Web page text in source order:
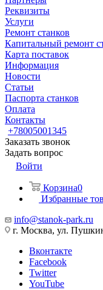
Реквизиты
Услуги
Ремонт станков
Капитальный ремонт
Карта поставок
Информация
Новости
Статьи
Паспорта станков
Оплата
Контакты
+78005001345
Заказать звонок
Задать вопрос
Войти
Корзина0
Избранные
info@stanok-park.ru
г. Москва, ул.
Вконтакте
Facebook
Twitter
YouTube